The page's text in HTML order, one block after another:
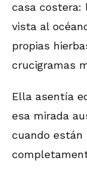
casa costera:
vista al
propias
crucigramas
Ella asentía
esa mirada
cuando